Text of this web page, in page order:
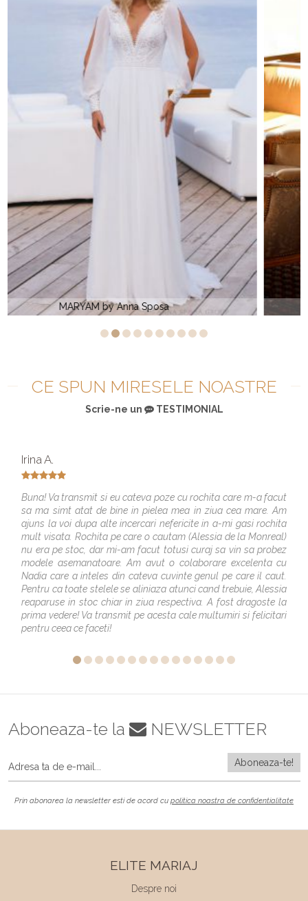
EVIE by Anna Sposa
CE SPUN MIRESELE NOASTRE
Scrie-ne un TESTIMONIAL
Irina A.
Buna! Va transmit si eu cateva poze cu rochita care m-a facut
sa ma simt atat de bine in pielea mea in ziua cea mare. Am
ajuns la voi dupa alte incercari nefericite in a-mi gasi rochita
mult visata. Rochita pe care o cautam (Alessia de la Monreal)
nu era pe stoc, dar mi-am facut totusi curaj sa vin sa probez
modele asemanatoare. Am avut o colaborare excelenta cu
Nadia care a inteles din cateva cuvinte genul pe care il caut.
Pentru ca toate stelele se aliniaza atunci cand trebuie, Alessia
reaparuse in stoc chiar in ziua respectiva. A fost dragoste la
prima vedere! Va transmit pe acesta cale multumiri si felicitari
pentru ceea ce faceti!
Aboneaza-te la NEWSLETTER
Prin abonarea la newsletter esti de acord cu politica noastra de confidentialitate
ELITE MARIAJ
Despre noi